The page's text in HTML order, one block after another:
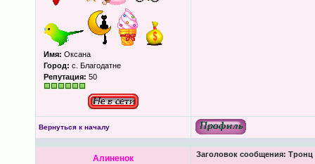
Имя: Оксана
Город: с. Благодатне
Репутация: 50
Вернуться к началу
Алиненок Заголовок сообщения: Тронц